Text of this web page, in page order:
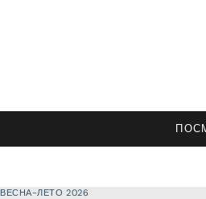
ВЕСНА-ЛЕТО 2026